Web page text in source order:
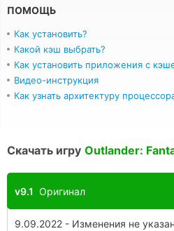
ПОМОЩЬ
Как установить?
Какой кэш выбрать?
Как установить приложения с
Видео-инструкция
Как узнать архитектуру
Скачать игру Outlander:
v9.1 Оригинал
9.09.2022 - Изменения не